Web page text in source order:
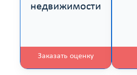
недвижимости
Заказать оценку